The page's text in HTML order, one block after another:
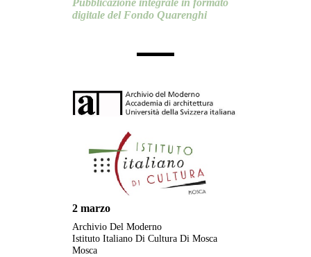
digitale del Fondo Quarenghi
2 marzo
Archivio Del Moderno
Istituto Italiano Di Cultura Di Mosca
Mosca